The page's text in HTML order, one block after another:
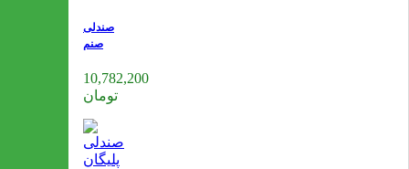
صندلی
صنم
10,782,200
تومان